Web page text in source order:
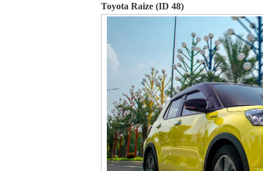
Toyota Raize (ID 48)